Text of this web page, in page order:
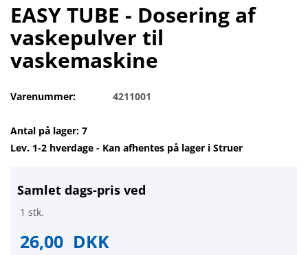
EASY TUBE - Dosering af
vaskepulver til
vaskemaskine
Varenummer: 4211001
Antal på lager: 7
Lev. 1-2 hverdage - Kan afhentes på lager i Struer
Samlet dags-pris ved
1 stk.
26,00 DKK